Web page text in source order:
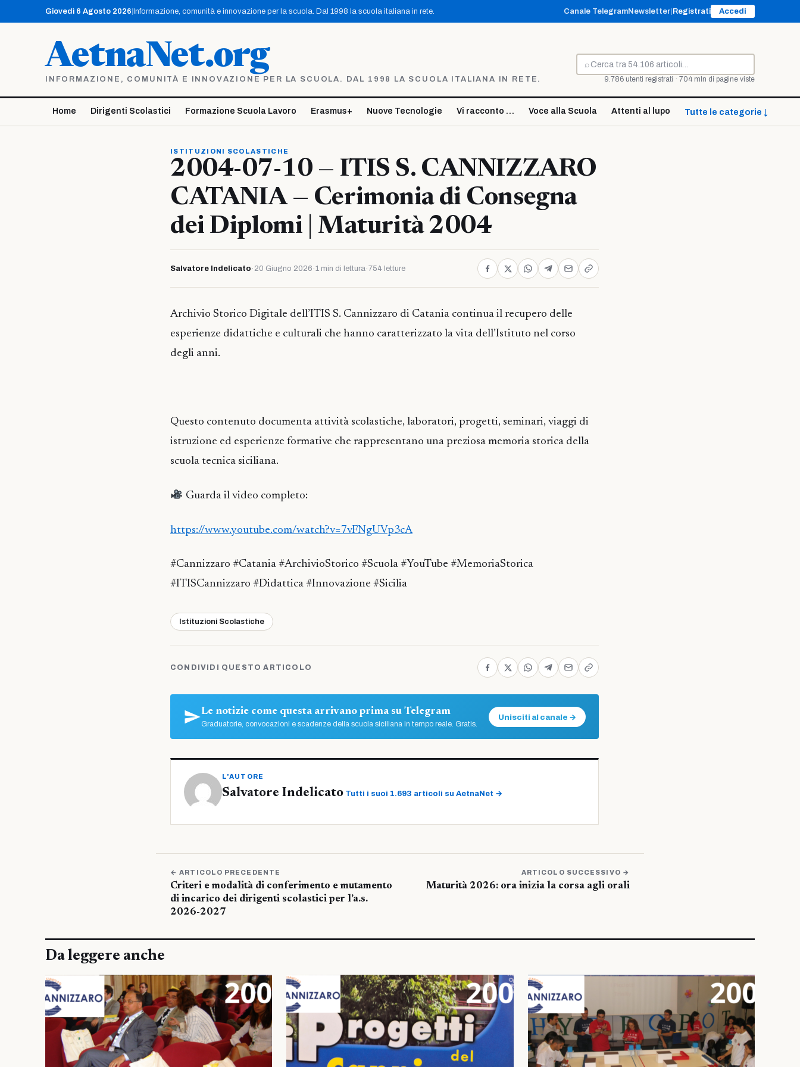
contenuto
Giovedì 6 Agosto 2026 Informazione, comunità e innovazione per la scuola. Dal 1998 la scuola italiana in rete. Canale TelegramNewsletter Registrati Accedi
AetnaNet.org
INFORMAZIONE, COMUNITÀ E INNOVAZIONE PER LA SCUOLA. DAL 1998 LA SCUOLA ITALIANA IN RETE.
⌕
Cerca
9.786 utenti registrati · 704 mln di pagine viste
Home Dirigenti Scolastici Formazione Scuola Lavoro Erasmus+ Nuove Tecnologie Vi racconto … Voce alla Scuola Attenti al lupo Tutte le categorie ↓
ISTITUZIONI SCOLASTICHE
2004-07-10 — ITIS S. CANNIZZARO
CATANIA — Cerimonia di Consegna
dei Diplomi | Maturità 2004
Salvatore Indelicato · 20 Giugno 2026 ·1 min di lettura·754 letture
Archivio Storico Digitale dell’ITIS S. Cannizzaro di Catania continua il recupero delle
esperienze didattiche e culturali che hanno caratterizzato la vita dell’Istituto nel corso
degli anni.
Questo contenuto documenta attività scolastiche, laboratori, progetti, seminari, viaggi di
istruzione ed esperienze formative che rappresentano una preziosa memoria storica della
scuola tecnica siciliana.
Guarda il video completo:
https://www.youtube.com/watch?v=7vFNgUVp3cA
#Cannizzaro #Catania #ArchivioStorico #Scuola #YouTube #MemoriaStorica
#ITISCannizzaro #Didattica #Innovazione #Sicilia
Istituzioni Scolastiche
CONDIVIDI QUESTO ARTICOLO
Le notizie come questa arrivano prima su Telegram
Graduatorie, convocazioni e scadenze della scuola siciliana in tempo reale. Gratis.
Unisciti al canale →
L'AUTORE
Salvatore Indelicato Tutti i suoi 1.693 articoli su AetnaNet →
← ARTICOLO PRECEDENTE
Criteri e modalità di conferimento e mutamento
di incarico dei dirigenti scolastici per l’a.s.
2026-2027
ARTICOLO SUCCESSIVO →
Maturità 2026: ora inizia la corsa agli orali
Da leggere anche